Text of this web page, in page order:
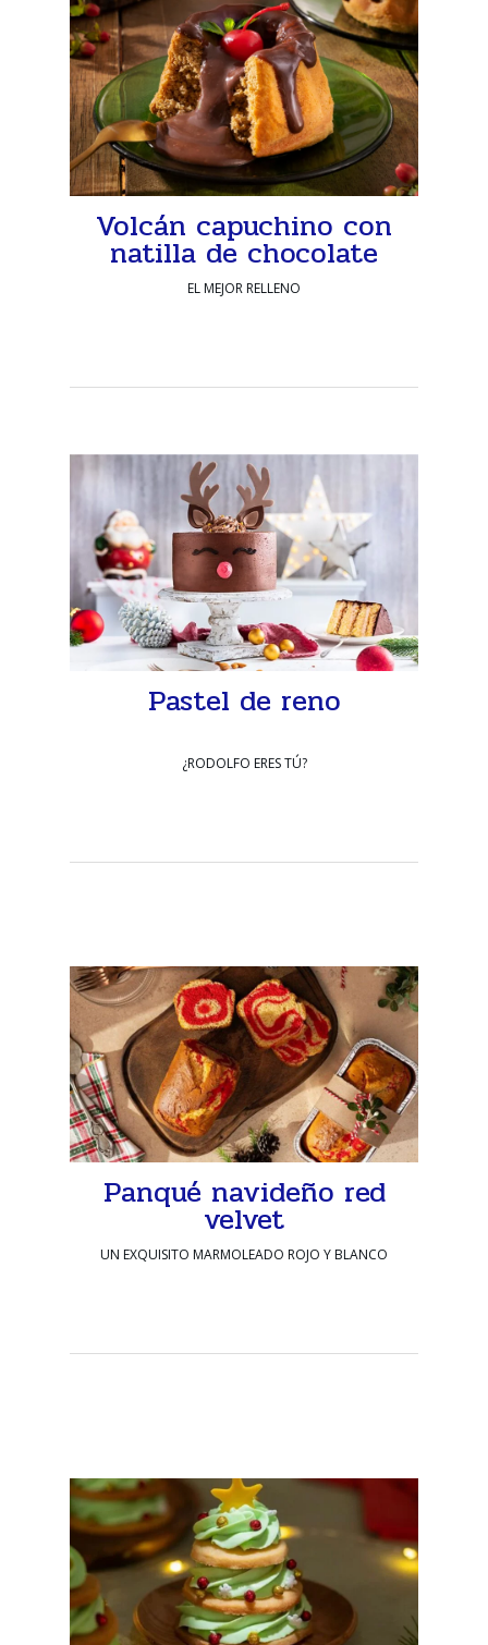
Volcán capuchino con
natilla de chocolate
EL MEJOR RELLENO
Pastel de reno
¿RODOLFO ERES TÚ?
Panqué navideño red
velvet
UN EXQUISITO MARMOLEADO ROJO Y BLANCO